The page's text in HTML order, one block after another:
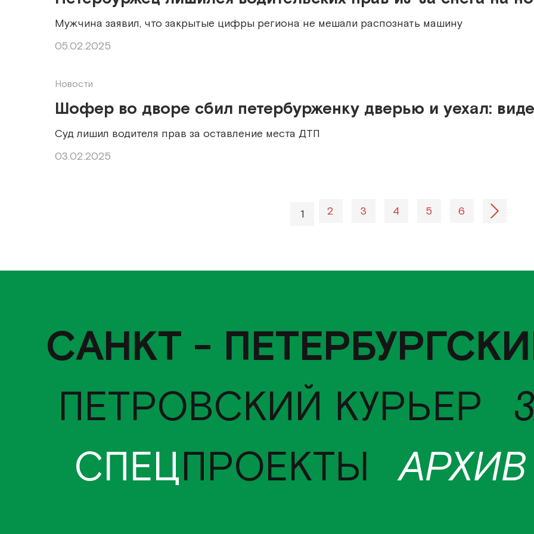
Мужчина заявил, что закрытые цифры региона не мешали распознать машину
05.02.2025
Новости
Шофер во дворе сбил петербурженку дверью и уехал:
Суд лишил водителя прав за оставление места ДТП
03.02.2025
1 2 3 4 5 6
САНКТ -
ПЕТРОВСКИЙ КУРЬЕР
СПЕЦПРОЕКТЫ